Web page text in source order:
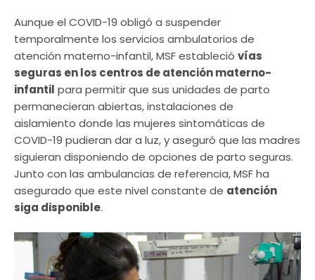
Aunque el COVID-19 obligó a suspender
temporalmente los servicios ambulatorios de
atención materno-infantil, MSF estableció vías
seguras en los centros de atención materno-
infantil para permitir que sus unidades de parto
permanecieran abiertas, instalaciones de
aislamiento donde las mujeres sintomáticas de
COVID-19 pudieran dar a luz, y aseguró que las madres
siguieran disponiendo de opciones de parto seguras.
Junto con las ambulancias de referencia, MSF ha
asegurado que este nivel constante de atención
siga disponible.